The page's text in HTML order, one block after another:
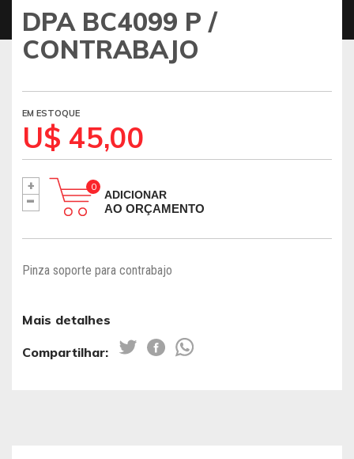
DPA BC4099 P /
CONTRABAJO
EM ESTOQUE
U$ 45,00
+
- ADICIONAR
AO ORÇAMENTO
Pinza soporte para contrabajo
Mais detalhes
Compartilhar: